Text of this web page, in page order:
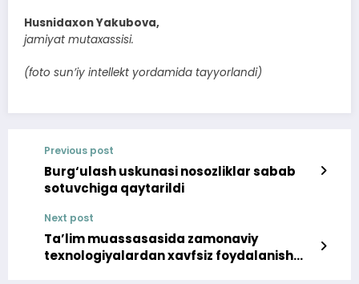
Husnidaxon Yakubova,
jamiyat mutaxassisi.
(foto sun’iy intellekt yordamida tayyorlandi)
Previous post
Burg‘ulash uskunasi nosozliklar sabab
sotuvchiga qaytarildi
Next post
Ta’lim muassasasida zamonaviy
texnologiyalardan xavfsiz foydalanish